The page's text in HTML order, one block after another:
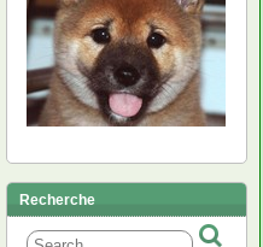
Recherche